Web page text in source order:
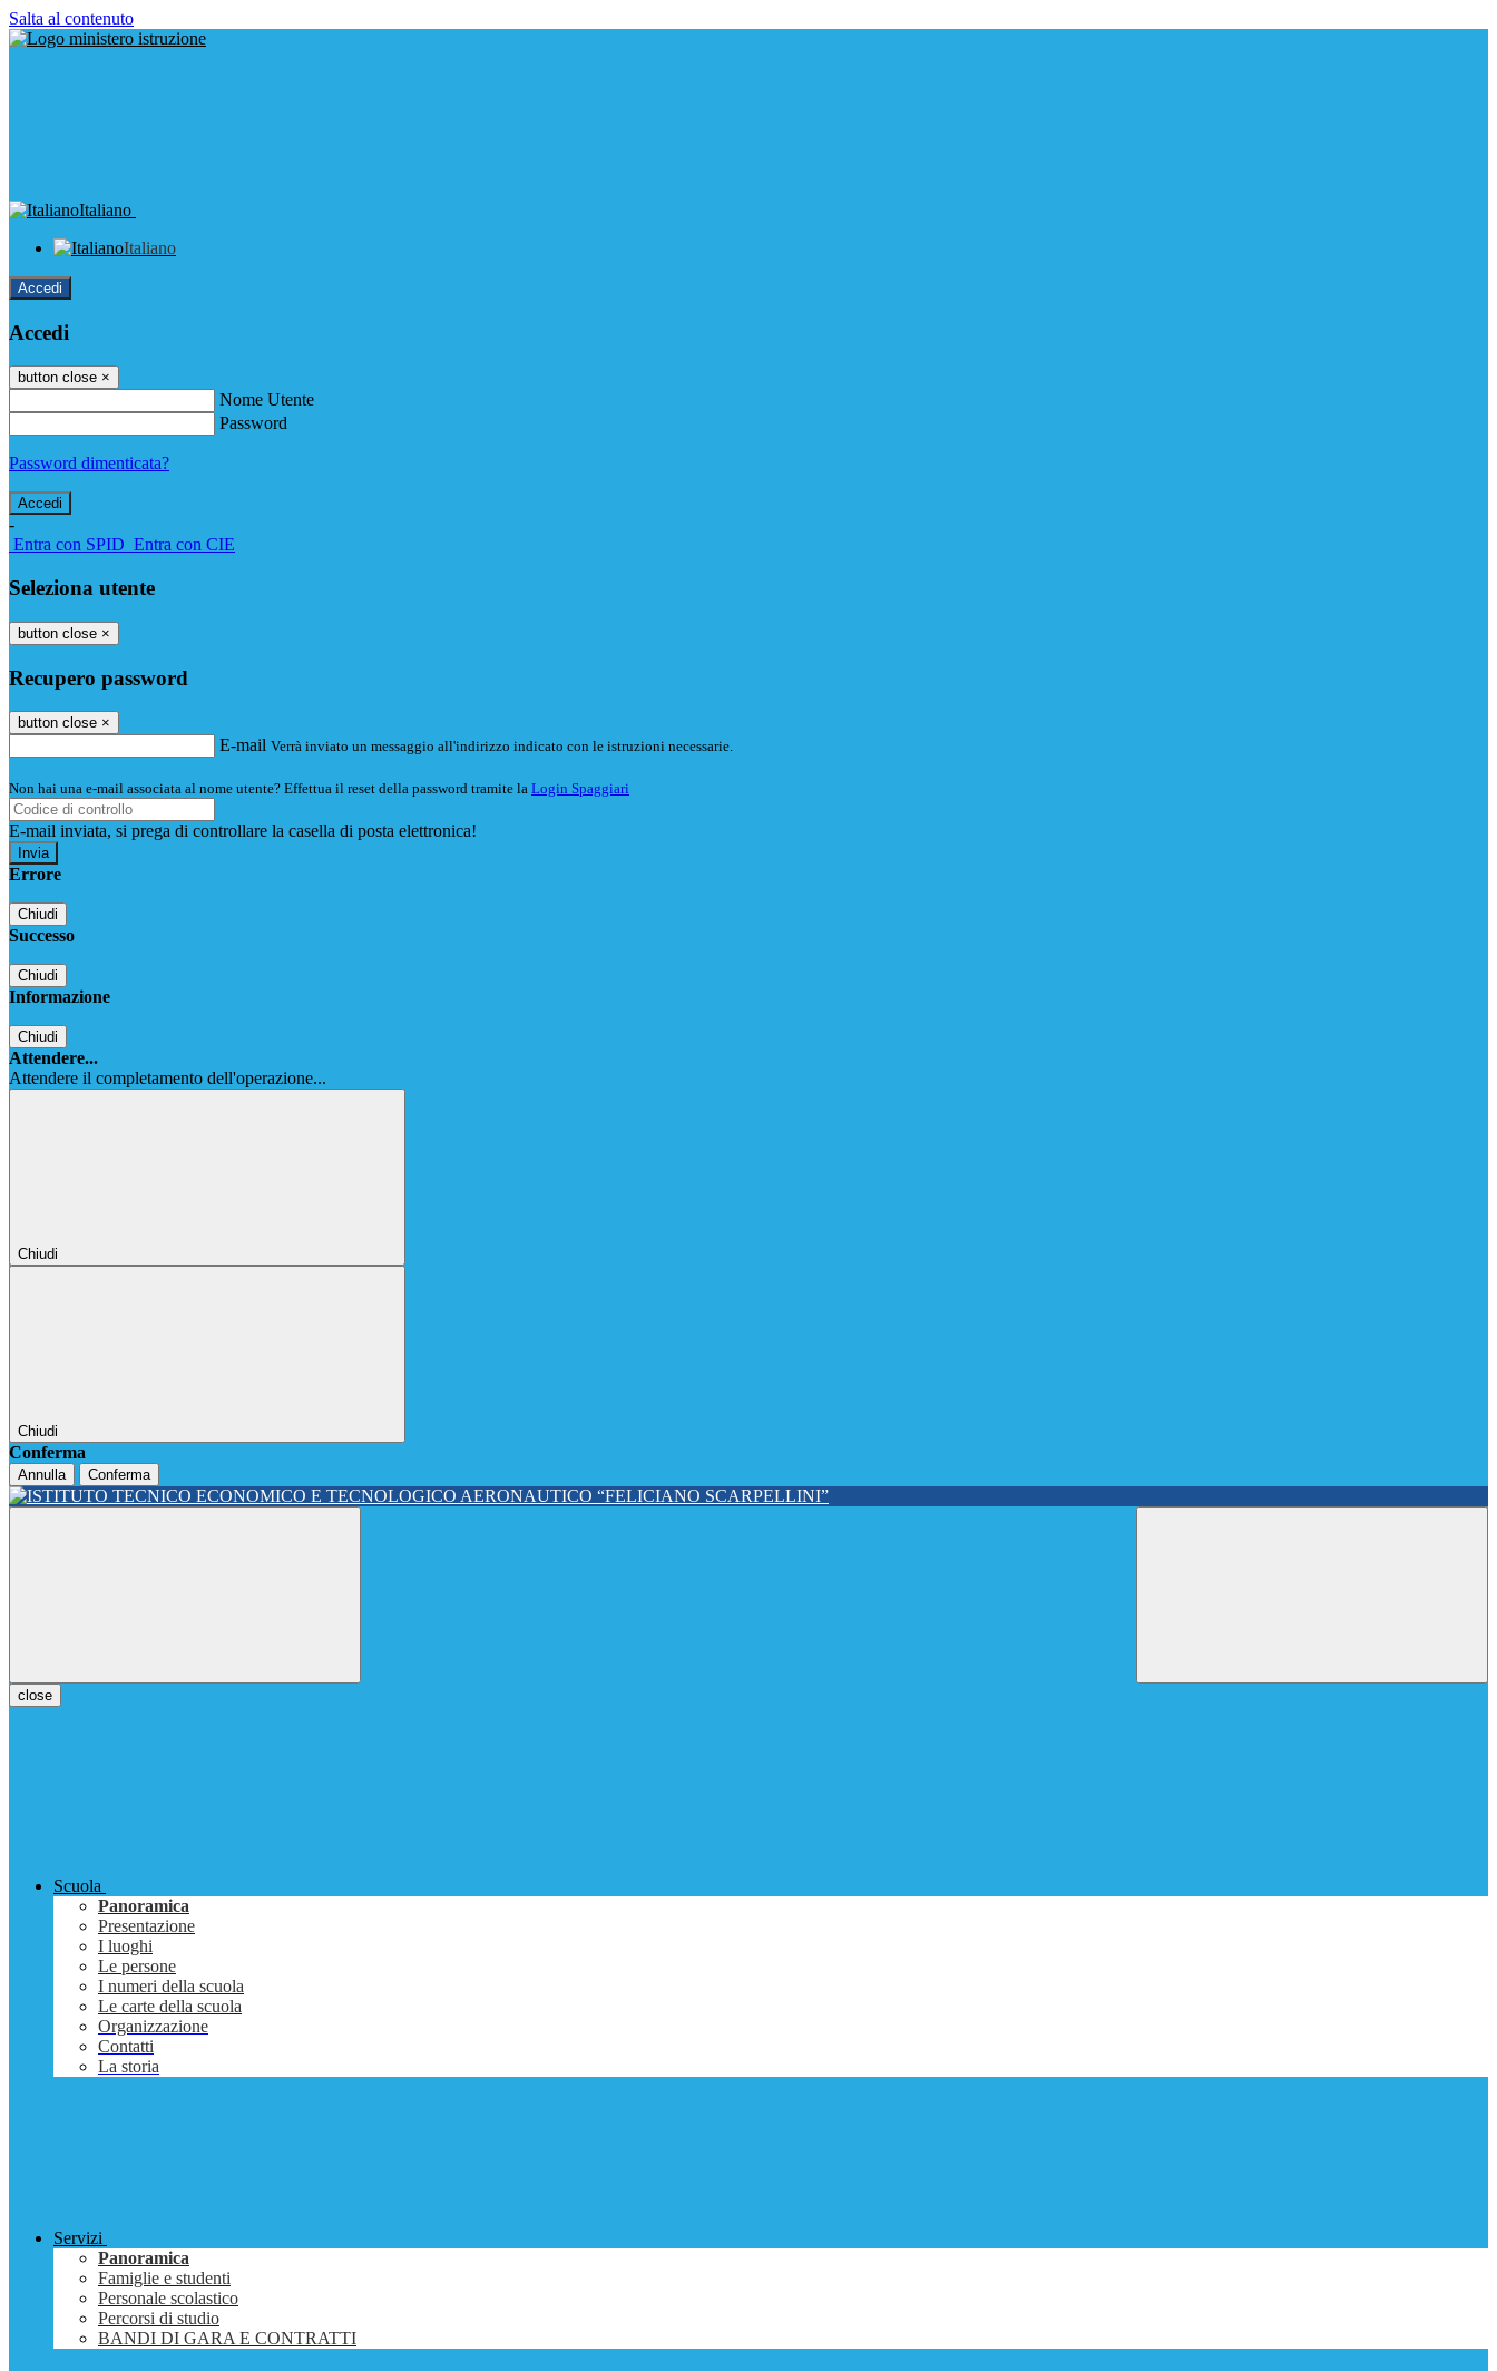
Salta al contenuto
Italiano
Italiano
Accedi
Accedi
button close ×
Nome Utente
Password
Password dimenticata?
-
Entra con SPID Entra con CIE
Seleziona utente
button close ×
Recupero password
button close ×
E-mail Verrà inviato un messaggio all'indirizzo indicato con le istruzioni necessarie.
Non hai una e-mail associata al nome utente? Effettua il reset della password tramite la Login Spaggiari
E-mail inviata, si prega di controllare la casella di posta elettronica!
Errore
Chiudi
Successo
Chiudi
Informazione
Chiudi
Attendere...
Attendere il completamento dell'operazione...
Chiudi
Chiudi
Conferma
Annulla Conferma
close
Scuola
Panoramica
Presentazione
I luoghi
Le persone
I numeri della scuola
Le carte della scuola
Organizzazione
Contatti
La storia
Servizi
Panoramica
Famiglie e studenti
Personale scolastico
Percorsi di studio
BANDI DI GARA E CONTRATTI